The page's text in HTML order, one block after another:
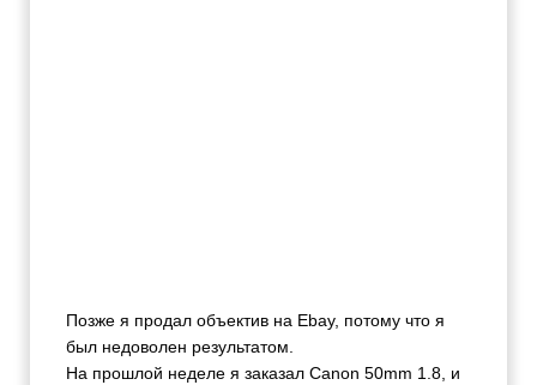
Позже я продал объектив на Ebay, потому что я
был недоволен результатом.
На прошлой неделе я заказал Canon 50mm 1.8, и